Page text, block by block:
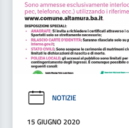
NOTIZIE
15 GIUGNO 2020